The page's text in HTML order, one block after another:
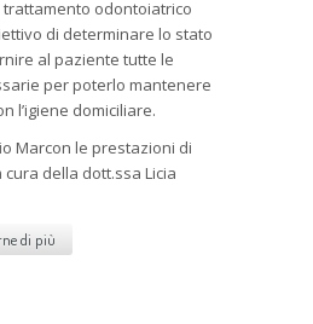
odontoiatrico
di determinare lo stato
al paziente tutte le
per poterlo mantenere
l’igiene domiciliare.
Marcon le prestazioni di
della dott.ssa Licia
di più